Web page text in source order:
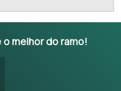
melhor do ramo!